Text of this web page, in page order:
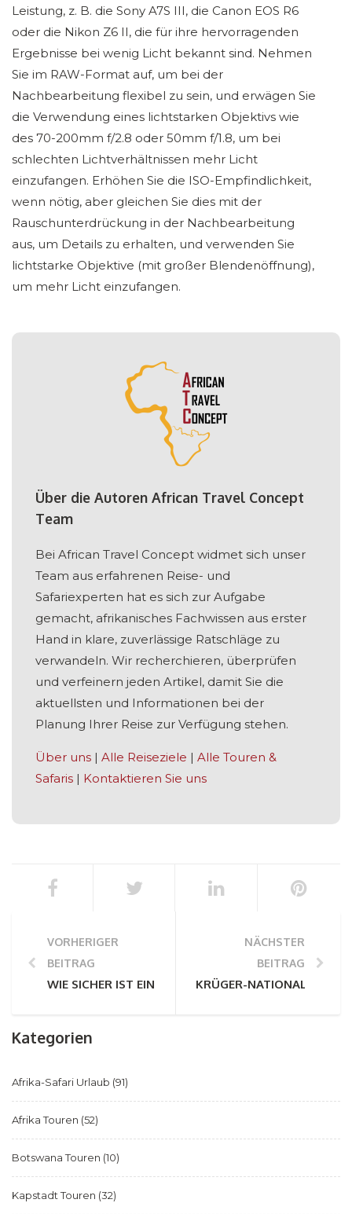
Leistung, z. B. die Sony A7S III, die Canon EOS R6
oder die Nikon Z6 II, die für ihre hervorragenden
Ergebnisse bei wenig Licht bekannt sind. Nehmen
Sie im RAW-Format auf, um bei der
Nachbearbeitung flexibel zu sein, und erwägen Sie
die Verwendung eines lichtstarken Objektivs wie
des 70-200mm f/2.8 oder 50mm f/1.8, um bei
schlechten Lichtverhältnissen mehr Licht
einzufangen. Erhöhen Sie die ISO-Empfindlichkeit,
wenn nötig, aber gleichen Sie dies mit der
Rauschunterdrückung in der Nachbearbeitung
aus, um Details zu erhalten, und verwenden Sie
lichtstarke Objektive (mit großer Blendenöffnung),
um mehr Licht einzufangen.
Über die Autoren African Travel Concept
Team
Bei African Travel Concept widmet sich unser
Team aus erfahrenen Reise- und
Safariexperten hat es sich zur Aufgabe
gemacht, afrikanisches Fachwissen aus erster
Hand in klare, zuverlässige Ratschläge zu
verwandeln. Wir recherchieren, überprüfen
und verfeinern jeden Artikel, damit Sie die
aktuellsten und Informationen bei der
Planung Ihrer Reise zur Verfügung stehen.
Über uns | Alle Reiseziele | Alle Touren &
Safaris | Kontaktieren Sie uns
VORHERIGER
BEITRAG
WIE SICHER IST EINE AFRIKANISCHE SAFARI? WAS
NÄCHSTER
BEITRAG
KRÜGER-NATIONALPARK
Kategorien
Afrika-Safari Urlaub (91)
Afrika Touren (52)
Botswana Touren (10)
Kapstadt Touren (32)